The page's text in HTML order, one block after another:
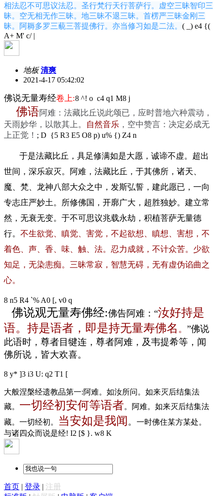
相法忍不可思议法忍。圣行梵行天行菩萨行。虚空三昧智印三
昧。空无相无作三昧。地三昧不退三昧。首楞严三昧金刚三
昧。阿耨多罗三藐三菩提佛行。亦当修习如是二法。 ( _) e4 {(
A+ M' c/ |
地板 清爽
2021-4-17 05:42:02
佛说无量寿经卷上:8 ^! o c4 q1 M8 j
佛语阿难：法藏比丘说此颂已，应时普地六种震动，
天雨妙华，以散其上。
自然音乐 ，空中赞言：决定必成无
上正觉！ ; D {5 R3 E5 O8 p) u% {) Z4 n
于是法藏比丘，具足修满如是大愿，诚谛不虚。超出
世间，深乐寂灭。阿难，法藏比丘，于其佛所，诸天、
魔、梵、龙神八部大众之中，发斯弘誓，建此愿已，一向
专志庄严妙土。所修佛国，开廓广大，超胜独妙。建立常
然，无衰无变。于不可思议兆载永劫，积植菩萨无量德
行。 不生欲觉、瞋觉、害觉，不起欲想、瞋想、害想，不
着色、声、香、味、触、法。忍力成就，不计众苦。少欲
知足，无染恚痴。三昧常寂，智慧无碍，无有虚伪谄曲之
心。
8 n5 R4 `% A0 [, v0 q
佛说观无量寿佛经:佛告阿难：“汝好持是
语。持是语者，即是持无量寿佛名 。 ”佛说
此语时，尊者目犍连，尊者阿难，及韦提希等，闻
佛所说，皆大欢喜。
8 y* ]3 i3 U: q2 T1 [
大般涅槃经遗教品第一:阿难。如汝所问。如来灭后结集法
藏。 一切经初安何等语者。阿难。如来灭后结集法
藏。一切经初。
当安如是我闻 。 一时佛住某方某处。
与诸四众而说是经! I2 [$ }. w8 K
首页 | 登录 | 注册